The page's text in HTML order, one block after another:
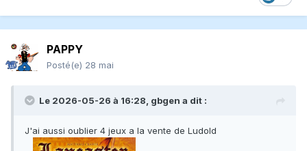
PAPPY
Posté(e) 28 mai
Le 2026-05-26 à 16:28, gbgen a dit :
J'ai aussi oublier 4 jeux a la vente de Ludold